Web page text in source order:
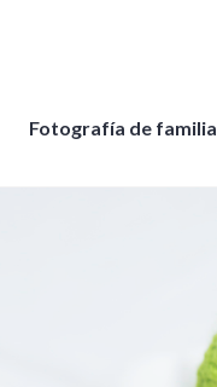
Fotografía de familia